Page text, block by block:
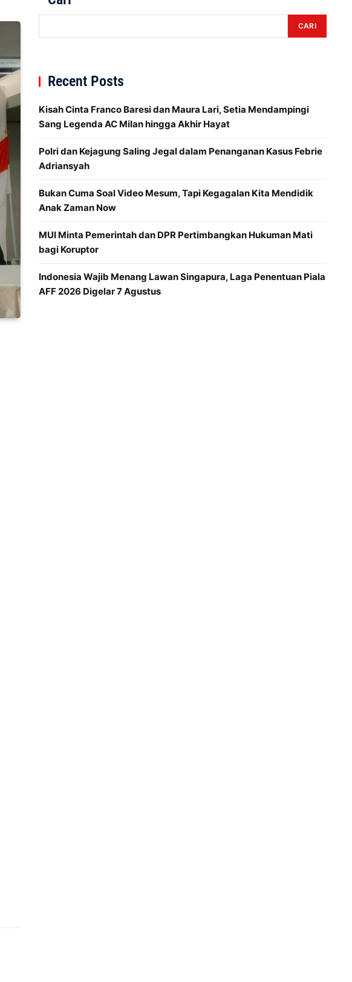
CARI
Recent Posts
Kisah Cinta Franco Baresi dan Maura Lari, Setia Mendampingi
Sang Legenda AC Milan hingga Akhir Hayat
Polri dan Kejagung Saling Jegal dalam Penanganan Kasus Febrie
Adriansyah
Bukan Cuma Soal Video Mesum, Tapi Kegagalan Kita Mendidik
Anak Zaman Now
MUI Minta Pemerintah dan DPR Pertimbangkan Hukuman Mati
bagi Koruptor
Indonesia Wajib Menang Lawan Singapura, Laga Penentuan Piala
AFF 2026 Digelar 7 Agustus